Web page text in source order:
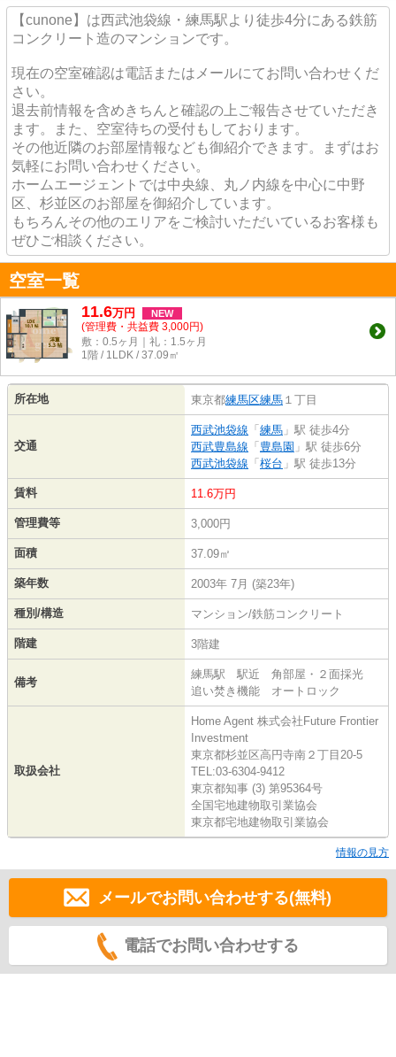
【cunone】は西武池袋線・練馬駅より徒歩4分にある鉄筋
コンクリート造のマンションです。
現在の空室確認は電話またはメールにてお問い合わせくだ
さい。
退去前情報を含めきちんと確認の上ご報告させていただき
ます。また、空室待ちの受付もしております。
その他近隣のお部屋情報なども御紹介できます。まずはお
気軽にお問い合わせください。
ホームエージェントでは中央線、丸ノ内線を中心に中野
区、杉並区のお部屋を御紹介しています。
もちろんその他のエリアをご検討いただいているお客様も
ぜひご相談ください。
空室一覧
11.6万円 NEW
(管理費・共益費 3,000円)
敷：0.5ヶ月｜礼：1.5ヶ月
1階 / 1LDK / 37.09㎡
所在地 東京都練馬区練馬 １丁目
交通
西武池袋線 「 練馬 」駅 徒歩4分
西武豊島線 「 豊島園 」駅 徒歩6分
西武池袋線 「 桜台 」駅 徒歩13分
賃料 11.6万円
管理費等 3,000円
面積 37.09㎡
築年数 2003年 7月 (築23年)
種別/構造 マンション/鉄筋コンクリート
階建 3階建
備考
練馬駅 駅近 角部屋・２面採光
追い焚き機能 オートロック
取扱会社
Home Agent 株式会社Future Frontier
Investment
東京都杉並区高円寺南２丁目20-5
TEL:03-6304-9412
東京都知事 (3) 第95364号
全国宅地建物取引業協会
東京都宅地建物取引業協会
情報の見方
メールでお問い合わせする(無料)
電話でお問い合わせする